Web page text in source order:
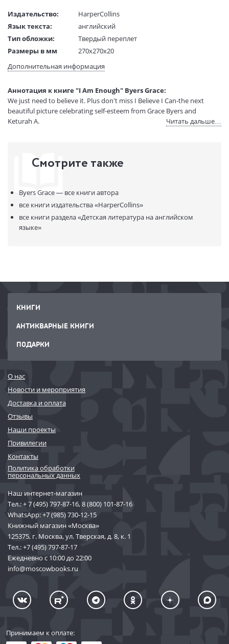
Издательство:
HarperCollins
Язык текста:
английский
Тип обложки:
Твердый переплет
Размеры в мм
270x270x20
Вес:
1 гр.
Код товара:
50119234
Артикул:
13648543
ISBN:
Дополнительная информация
Аннотация к книге "I Am Enough" Byers Grace:
We just need to believe it. Plus don't miss I Believe I Can-the next
beautiful picture celebrating self-esteem from Grace Byers and
Keturah A.
Читать дальше…
Смотрите также
Byers Grace — все книги автора
все книги издательства«HarperCollins»
все книги раздела«Детская литература на английском
языке»
КНИГИ
АНТИКВАРНЫЕ КНИГИ
ПОДАРКИ
О нас
Новости и мероприятия
Доставка и оплата
Отзывы
Наши проекты
Привилегии
Контакты
Политика обработки
персональных данных
Наш интернет-магазин
Тел.:+ 7 (495) 797-87-16,8 (800) 101-87-16
WhatsApp:+7 (985) 730-12-15
Книжный магазин «Москва»
125375, г. Москва, ул. Тверская, д. 8, к. 1
Тел.:+7 (495) 797-87-17
Ежедневно с 10:00 до 22:00
info@moscowbooks.ru
Принимаем к оплате: